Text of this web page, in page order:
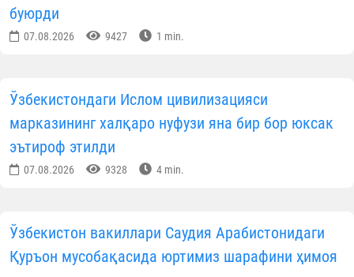
буюрди
07.08.2026 9427 1 min.
Ўзбекистондаги Ислом цивилизацияси
марказининг халқаро нуфузи яна бир бор юксак
эътироф этилди
07.08.2026 9328 4 min.
Ўзбекистон вакиллари Саудия Арабистонидаги
Қуръон мусобақасида юртимиз шарафини ҳимоя